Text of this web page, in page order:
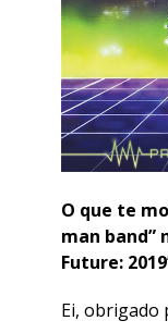
O que te
man band”
Future:
Ei, obrigado